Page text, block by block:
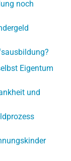
noch
Eigentum
und